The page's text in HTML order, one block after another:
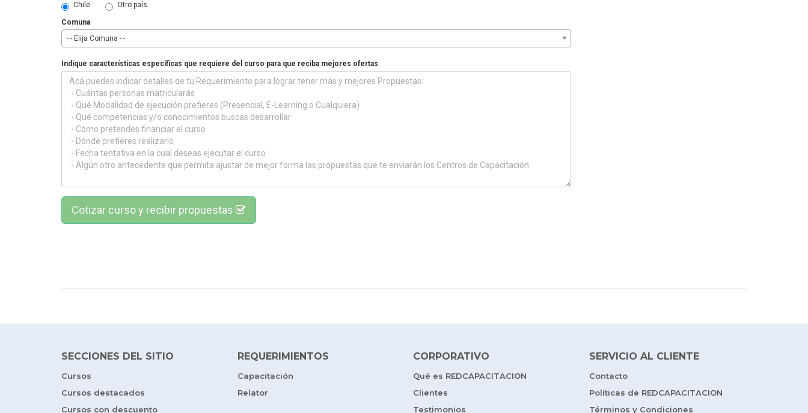
Chile
Otro país
Comuna
- - Elija Comuna - -
Indique características específicas que requiere del curso para que reciba mejores ofertas
Cotizar curso y recibir propuestas
SECCIONES DEL SITIO
Cursos
Cursos destacados
Cursos con descuento
REQUERIMIENTOS
Capacitación
Relator
CORPORATIVO
Qué es REDCAPACITACION
Clientes
Testimonios
SERVICIO AL CLIENTE
Contacto
Políticas de REDCAPACITACION
Términos y Condiciones